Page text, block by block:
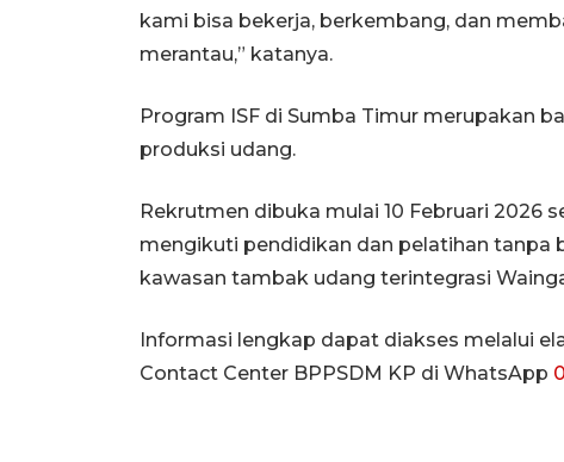
kami bisa bekerja, berkembang, dan
merantau,” katanya.
Program ISF di Sumba Timur merupakan
produksi udang.
Rekrutmen dibuka mulai 10 Februari 2026
mengikuti pendidikan dan pelatihan tanpa
kawasan tambak udang terintegrasi
Informasi lengkap dapat diakses melalui
Contact Center BPPSDM KP di WhatsApp